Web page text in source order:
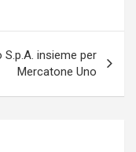
insieme per
Mercatone Uno